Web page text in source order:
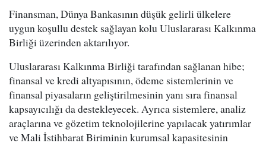
Finansman, Dünya Bankasının düşük gelirli ülkelere
uygun koşullu destek sağlayan kolu Uluslararası Kalkınma
Birliği üzerinden aktarılıyor.
Uluslararası Kalkınma Birliği tarafından sağlanan hibe;
finansal ve kredi altyapısının, ödeme sistemlerinin ve
finansal piyasaların geliştirilmesinin yanı sıra finansal
kapsayıcılığı da destekleyecek. Ayrıca sistemlere, analiz
araçlarına ve gözetim teknolojilerine yapılacak yatırımlar
ve Mali İstihbarat Biriminin kurumsal kapasitesinin